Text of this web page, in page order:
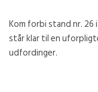
Kom forbi stand nr. 26
står klar til en
udfordinger.